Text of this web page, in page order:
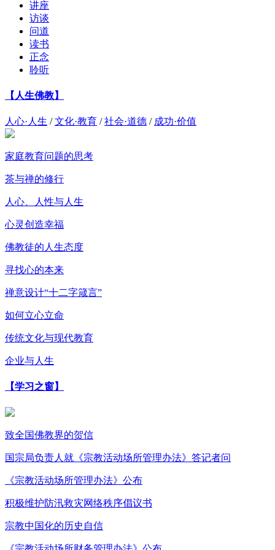
讲座
访谈
问道
读书
正念
聆听
【人生佛教】
人心·人生 /文化·教育 /社会·道德 / 成功·价值
家庭教育问题的思考
茶与禅的修行
人心、人性与人生
心灵创造幸福
佛教徒的人生态度
寻找心的本来
禅意设计“十二字箴言”
如何立心立命
传统文化与现代教育
企业与人生
【学习之窗】
致全国佛教界的贺信
国宗局负责人就《宗教活动场所管理办法》答记者问
《宗教活动场所管理办法》公布
积极维护防汛救灾网络秩序倡议书
宗教中国化的历史自信